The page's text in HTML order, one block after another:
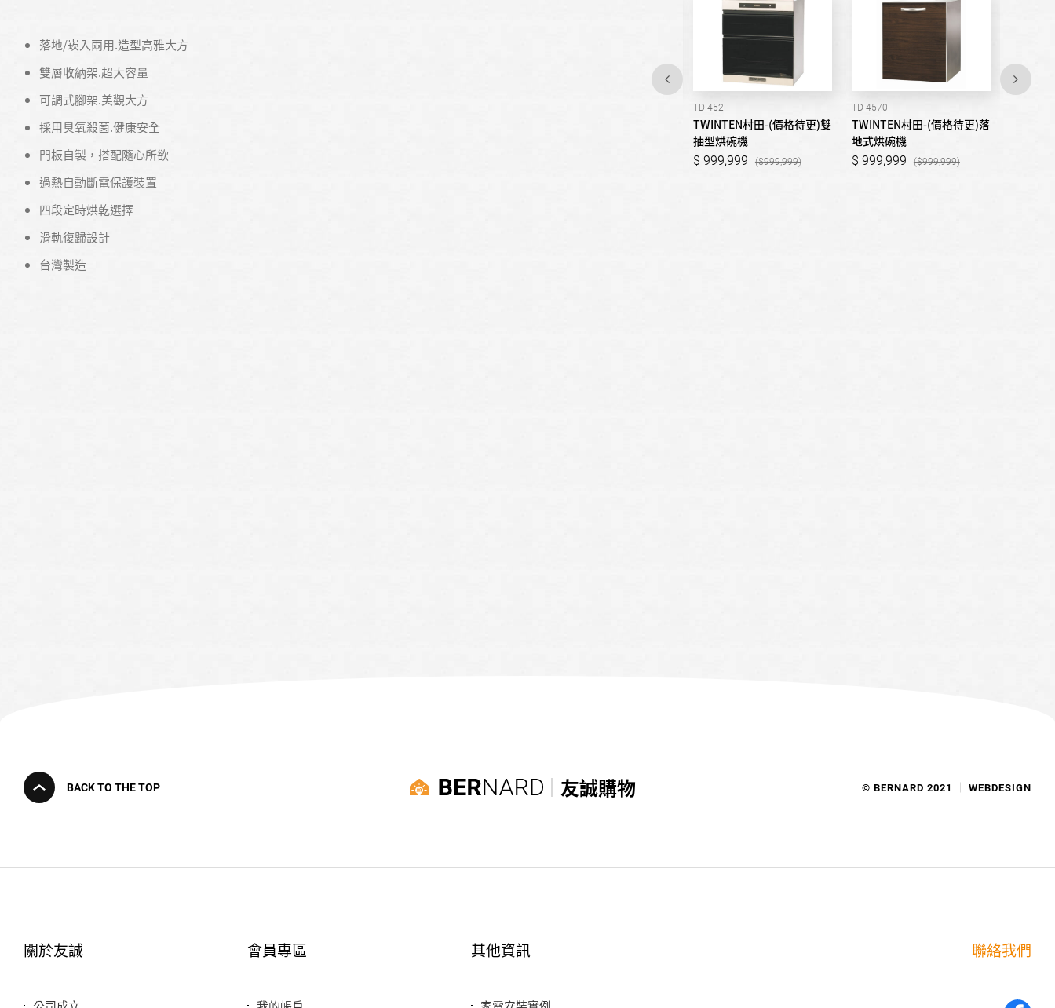
落地/崁入兩用.造型高雅大方
雙層收納架.超大容量
可調式腳架.美觀大方
採用臭氧殺菌.健康安全
門板自製，搭配隨心所欲
過熱自動斷電保護裝置
四段定時烘乾選擇
滑軌復歸設計
台灣製造
TD-452
TWINTEN村田-(價格待更)雙
抽型烘碗機
999,999 999,999
TD-4570
TWINTEN村田-(價格待更)落
地式烘碗機
999,999 999,999
BACK TO THE TOP 友誠購物 © BERNARD 2021 WEBDESIGN
關於友誠 會員專區 其他資訊 聯絡我們